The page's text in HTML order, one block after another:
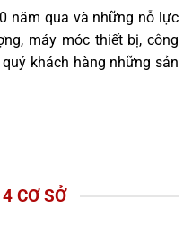
năm qua và những nỗ lực
máy móc thiết bị, công
khách hàng những sản
CƠ SỞ